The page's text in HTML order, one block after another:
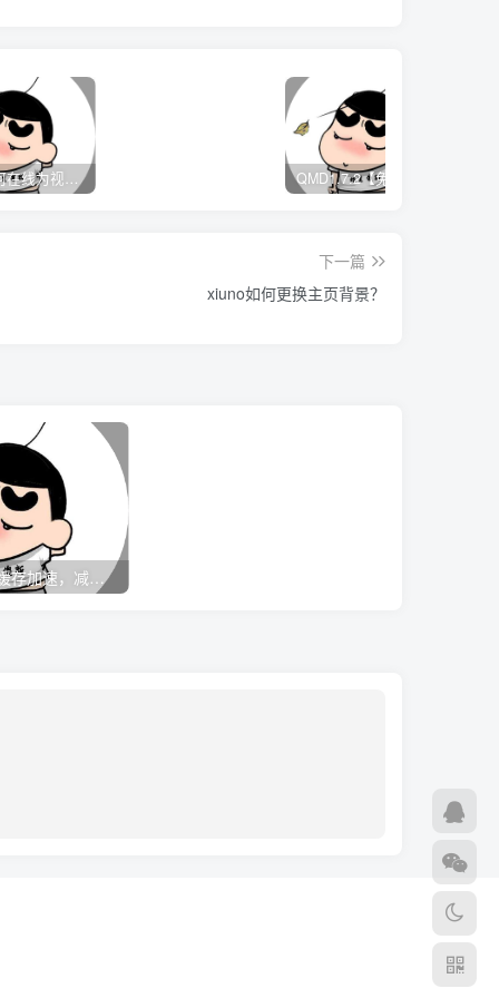
Media如何在线为视频自动添加字幕？
下一篇
xiuno如何更换主页背景？
xiuno如何开启缓存加速，减轻服务器压力